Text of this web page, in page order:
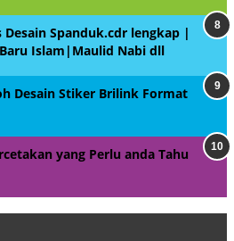
Desain Spanduk.cdr lengkap |
Islam|Maulid Nabi dll
Desain Stiker Brilink Format
yang Perlu anda Tahu